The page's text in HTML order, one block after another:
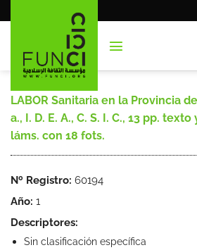
al
LABOR Sanitaria en la Provincia
a., I. D. E. A., C. S. I. C., 13 pp.
láms. con 18 fots.
Nº Registro: 60194
Año: 1
Descriptores:
Sin clasificación específica